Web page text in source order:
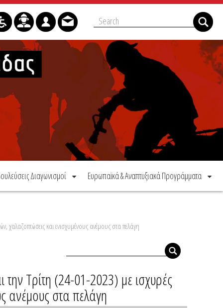
Διαγωνισμοί Ευρωπαϊκά & Αναπτυξιακά Προγράμματα
χαλαζοπτώσεις και ενισχυμένους ανέμους στα πελάγη
την Τρίτη (24-01-2023) με ισχυρές
ανέμους στα πελάγη